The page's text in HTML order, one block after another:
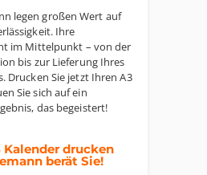
legen großen Wert auf
Ihre
im Mittelpunkt – von der
bis zur Lieferung Ihres
Drucken Sie jetzt Ihren A3
Sie sich auf ein
das begeistert!
Kalender drucken
berät Sie!